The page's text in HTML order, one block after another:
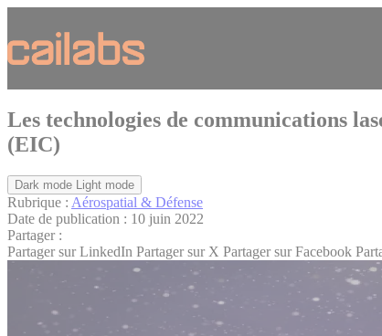
Cookies management panel
Les technologies de communications
(EIC)
Dark mode Light mode
Rubrique : Aérospatial & Défense
Date de publication : 10 juin 2022
Partager :
Partager sur LinkedIn Partager sur X Partager sur Facebook